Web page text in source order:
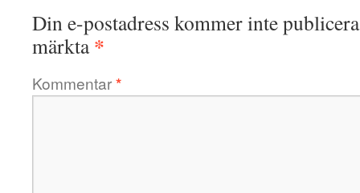
Din e-postadress kommer inte
märkta*
Kommentar*